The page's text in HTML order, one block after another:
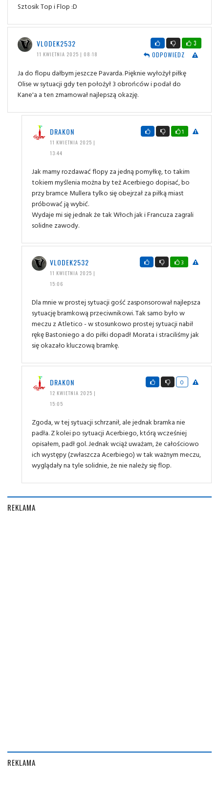
Sztosik Top i Flop :D
VLODEK2532
11 KWIETNIA 2025 | 08:18
3
ODPOWIEDZ
Ja do flopu dałbym jeszcze Pavarda. Pięknie wyłożył piłkę
Olise w sytuacji gdy ten położył 3 obrońców i podał do
Kane'a a ten zmarnował najlepszą okazję.
DRAKON
11 KWIETNIA 2025 |
13:44
1
Jak mamy rozdawać flopy za jedną pomyłkę, to takim
tokiem myślenia można by też Acerbiego dopisać, bo
przy bramce Mullera tylko się obejrzał za piłką miast
próbować ją wybić.
Wydaje mi się jednak że tak Włoch jak i Francuza zagrali
solidne zawody.
VLODEK2532
11 KWIETNIA 2025 |
15:06
3
Dla mnie w prostej sytuacji gość zasponsorował najlepsza
sytuację bramkową przeciwnikowi. Tak samo było w
meczu z Atletico - w stosunkowo prostej sytuacji nabił
rękę Bastoniego a do piłki dopadł Morata i straciliśmy jak
się okazało kluczową bramkę.
DRAKON
12 KWIETNIA 2025 |
15:05
0
Zgoda, w tej sytuacji schrzanił, ale jednak bramka nie
padła. Z kolei po sytuacji Acerbiego, którą wcześniej
opisałem, padł gol. Jednak wciąż uważam, że całościowo
ich występy (zwłaszcza Acerbiego) w tak ważnym meczu,
wyglądały na tyle solidnie, że nie należy się flop.
REKLAMA
REKLAMA